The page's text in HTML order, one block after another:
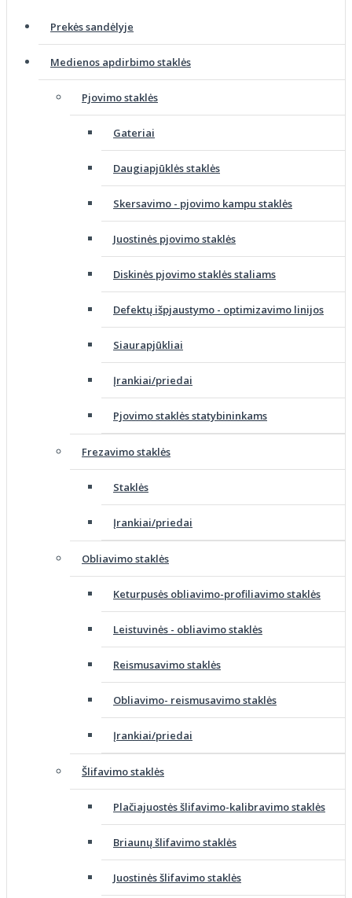
Prekės sandėlyje
Medienos apdirbimo staklės
Pjovimo staklės
Gateriai
Daugiapjūklės staklės
Skersavimo - pjovimo kampu staklės
Juostinės pjovimo staklės
Diskinės pjovimo staklės staliams
Defektų išpjaustymo - optimizavimo linijos
Siaurapjūkliai
Įrankiai/priedai
Pjovimo staklės statybininkams
Frezavimo staklės
Staklės
Įrankiai/priedai
Obliavimo staklės
Keturpusės obliavimo-profiliavimo staklės
Leistuvinės - obliavimo staklės
Reismusavimo staklės
Obliavimo- reismusavimo staklės
Įrankiai/priedai
Šlifavimo staklės
Plačiajuostės šlifavimo-kalibravimo staklės
Briaunų šlifavimo staklės
Juostinės šlifavimo staklės